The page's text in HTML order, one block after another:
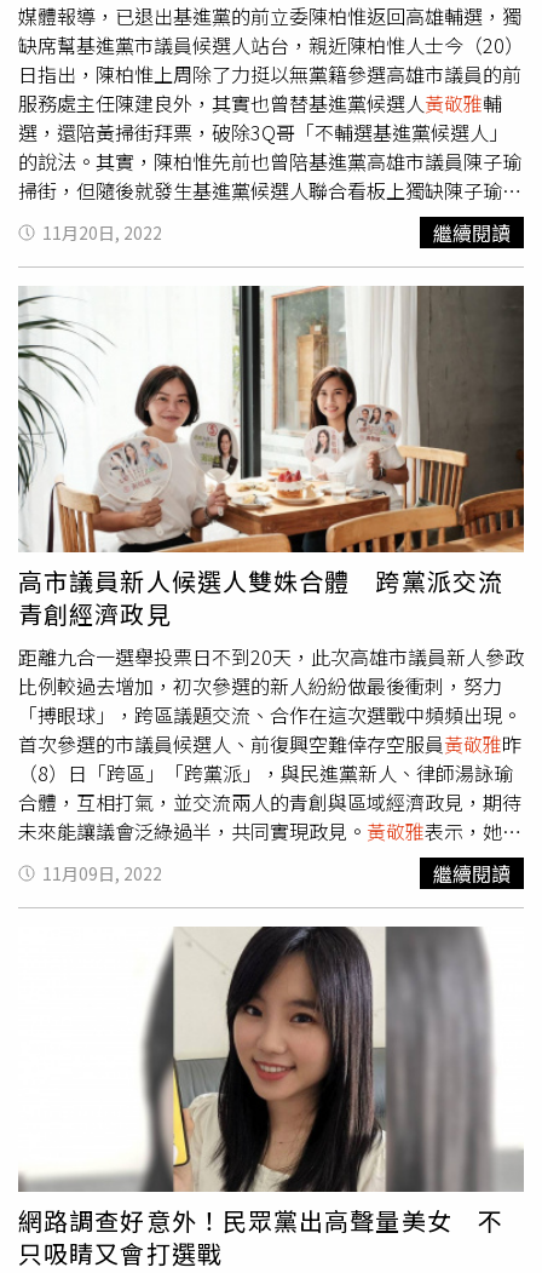
媒體報導，已退出基進黨的前立委陳柏惟返回高雄輔選，獨
缺席幫基進黨市議員候選人站台，親近陳柏惟人士今（20）
日指出，陳柏惟上周除了力挺以無黨籍參選高雄市議員的前
服務處主任陳建良外，其實也曾替基進黨候選人黃敬雅輔
選，還陪黃掃街拜票，破除3Q哥「不輔選基進黨候選人」
的說法。其實，陳柏惟先前也曾陪基進黨高雄市議員陳子瑜
掃街，但隨後就發生基進黨候選人聯合看板上獨缺陳子瑜競
選號次，以及高雄市長陳其邁出席基進候選人造勢活動，陳
子瑜的助理在合照時被拉下台的事件。基進黨在CTWANT報
導後發聲明表示，陳的助理不熟悉流程，當時尚未輪他上
台；看板則是支持者贊助，廠商疏失漏了號碼。地方政壇人
士說，這樣的事件多少會讓陳柏惟輔選時多所顧忌，但陳柏
惟上周末仍「低調」前往高雄市前鎮區與小港區，陪同
雅掃街，並錄製影片替黃催票指出。他說，過去在國會時，
受到立委鄭運鵬的照顧，兩個立委辦公室的助理們感情也很
好， 黃敬雅是「鵬辦親友團」，擔任空服員的時候，碰到復
興航空意外，堅持要等乘客都獲得救援了才願意上救生艇，
為了給孩子健全的成長環境，勇敢的跳出舒適的生活圈投入
了地方的選舉，為了讓本土力量要最大化，市議會本土一定
要過半，拜託高雄選民支持「我們關鍵的一席」。黃敬雅
說，陳柏惟帶著高人氣陪她掃街，讓市場內充滿了歡笑與熱
絡。她說，高雄已經有了一位本土派市長，若市議會能夠再
有更多的本土派議員相互砥礪，更能夠讓城市正常運作與加
速前行，也能夠避免成為滲透破口；期望所有深愛台灣、關
心台灣的人，都能夠集結力量，一同為「本土」盡一分力、
為「台灣」盡一份心。
11月20日, 2022 繼續閱讀
高市議員新人候選人雙姝合體 跨黨派交流
青創經濟政見
距離九合一選舉投票日不到20天，此次高雄市議員新人參政
比例較過去增加，初次參選的新人紛紛做最後衝刺，努力
「搏眼球」，跨區議題交流、合作在這次選戰中頻頻出現。
首次參選的市議員候選人、前復興空難倖存空服員黃敬雅昨
（8）日「跨區」「跨黨派」，與民進黨新人、律師湯詠瑜
合體，互相打氣，並交流兩人的青創與區域經濟政見，期待
未來能讓議會泛綠過半，共同實現政見。 黃敬雅表示，她和
湯詠瑜同樣都是首次投入選舉、參與政治，最初是在臉書上
因為部分議題相互留言、討論，漸漸地萌生了跨越選區距離
與黨派差異的友情，這次特別來造訪前金新選區，與湯詠瑜
來場「網友見面會」。
黃敬雅
說，除了與湯詠瑜相互分享彼
此成長故事、參選心情點滴外，還交換了各自的競選政見。
其中，湯的商圈復興及青年創業政見令人十分印象深刻，也
與她自己的「經濟安心」政見所提出的港區青創及航區新經
濟概念不謀而合，相信透過湯的法律專業，必能將政見訴諸
實現，且成效卓著。黃敬雅說，新人參選最困難的是如何讓
選民認識自己，需要仰賴各種創意競選方式以及誠懇的勤跑
基層、認真提政見。這次參選，她除了和許多別區的候選人
在網路上互相打氣交流外，先前也與同黨的左營楠梓區議員
候選人陳子瑜共同提出跨區聯合新住民政見，期盼能夠共同
進入市議會，為各項議題來發聲推動。
11月09日, 2022 繼續閱讀
網路調查好意外！民眾黨出高聲量美女 不
只吸睛又會打選戰